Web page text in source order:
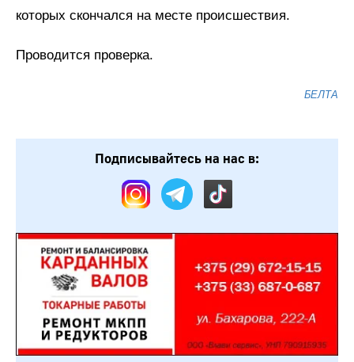
которых скончался на месте происшествия.
Проводится проверка.
БЕЛТА
Подписывайтесь на нас в: